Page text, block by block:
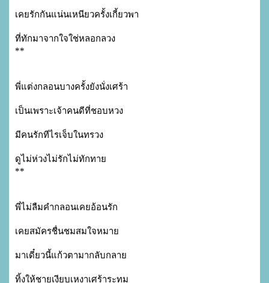
เคยรักกันแน่นเหนียวครั้งเกี้ยวพา
ที่ทักมาจากใจใช่หลอกลวง
พี่แต่งกลอนบางครั้งยังนั่งเศร้า
เป็นเพราะเจ้าคนดีที่ชอบหวง
มีคนรักทีไรเจ็บในทรวง
ดูไม่ห่วงไม่รักไม่ทักทาย
พี่ไม่ลืมคำกลอนเคยอ้อนรัก
เคยสมัครชื่นชมสมใจหมาย
มาเดี๋ยวนี้แก้วตามากลับกลาย
ทิ้งให้ชายเงียบเหงาเศร้าระทม